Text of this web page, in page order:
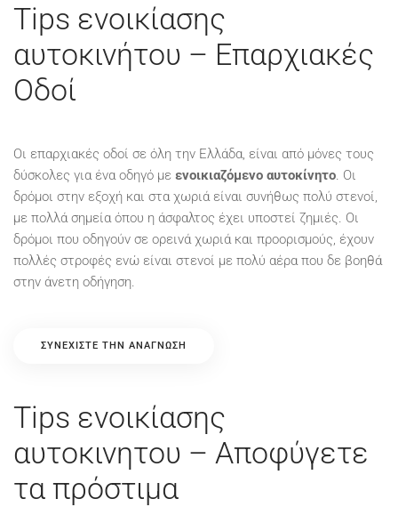
Tips ενοικίασης
αυτοκινήτου – Επαρχιακές
Οδοί
Οι επαρχιακές οδοί σε όλη την Ελλάδα, είναι από μόνες τους
δύσκολες για ένα οδηγό με ενοικιαζόμενο αυτοκίνητο. Οι
δρόμοι στην εξοχή και στα χωριά είναι συνήθως πολύ στενοί,
με πολλά σημεία όπου η άσφαλτος έχει υποστεί ζημιές. Οι
δρόμοι που οδηγούν σε ορεινά χωριά και προορισμούς, έχουν
πολλές στροφές ενώ είναι στενοί με πολύ αέρα που δε βοηθά
στην άνετη οδήγηση.
ΣΥΝΕΧΊΣΤΕ ΤΗΝ ΑΝΆΓΝΩΣΗ
Tips ενοικίασης
αυτοκινητου – Αποφύγετε
τα πρόστιμα